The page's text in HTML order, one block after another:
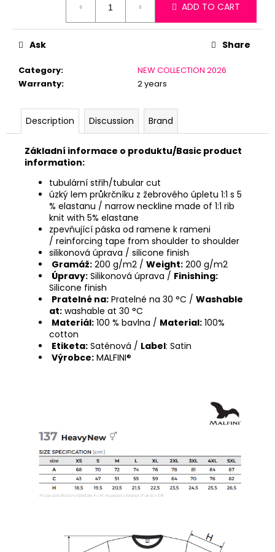
ADD TO CART
Category:
NEW COLLECTION 2026
Warranty: 2 years
Ask Share
Description Discussion Brand
Základní informace o produktu/Basic product
information:
tubulární střih/tubular cut
úzký lem průkrčníku z žebrového úpletu 1:1 s 5
% elastanu / narrow neckline made of 1:1 rib
knit with 5% elastane
zpevňující páska od ramene k rameni
/ reinforcing tape from shoulder to shoulder
silikonová úprava / silicone finish
Gramáž: 200 g/m2 / Weight: 200 g/m2
Úpravy: Silikonová úprava / Finishing:
Silicone finish
Pratelné na: Pratelné na 30 °C / Washable
at: washable at 30 °C
Materiál: 100 % bavlna / Material: 100%
cotton
Etiketa: Saténová / Label: Satin
Výrobce: MALFINI®